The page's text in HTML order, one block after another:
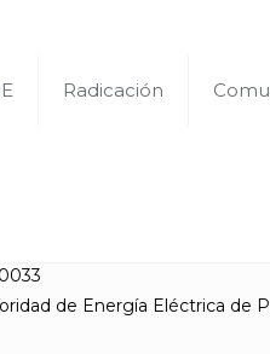
Radicación
de Energía Eléctrica de